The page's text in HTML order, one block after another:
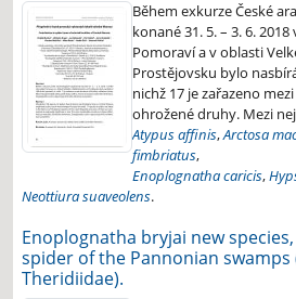
Během exkurze České
konané 31. 5. – 3. 6.
Pomoraví a v oblasti
Prostějovsku bylo
nichž 17 je zařazeno
ohrožené druhy. Mezi
Atypus affinis,Arctosa
fimbriatus,
Enoplognatha caricis,
Neottiura suaveolens.
Enoplognatha bryjai new
spider of the Pannonian swamps
Theridiidae).